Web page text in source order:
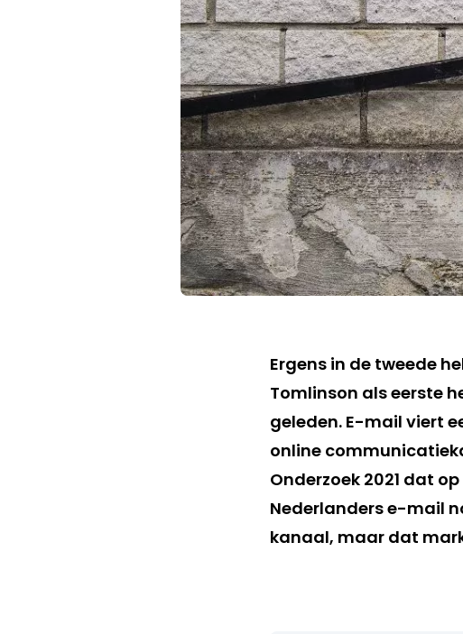
Ergens in de tweede
Tomlinson als eerste
geleden. E-mail viert
online
Onderzoek 2021 dat
Nederlanders e-mail
kanaal, maar dat